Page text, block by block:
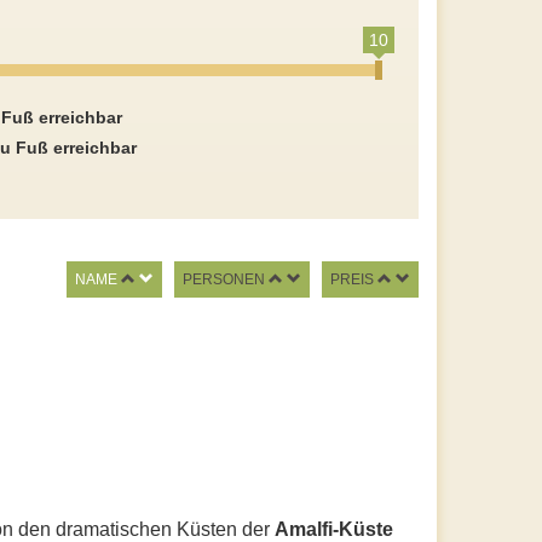
10
erreichbar
Fuß erreichbar
NAME PERSONEN PREIS
den dramatischen Küsten der Amalfi-Küste